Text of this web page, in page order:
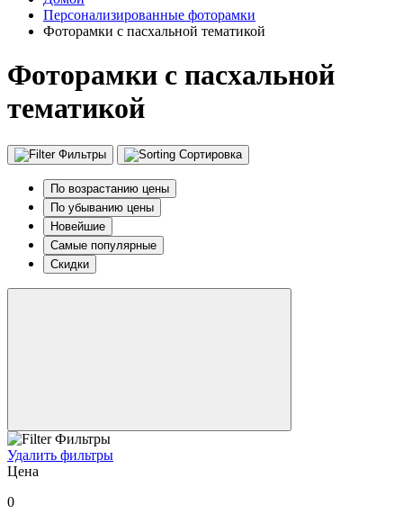
Персонализированные фоторамки
Фоторамки с пасхальной тематикой
Фоторамки с пасхальной
тематикой
Фильтры Сортировка
По возрастанию цены
По убыванию цены
Новейшие
Самые популярные
Скидки
Фильтры
Удалить фильтры
Цена
0